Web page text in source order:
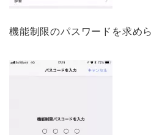
機能制限のパスワードを求め